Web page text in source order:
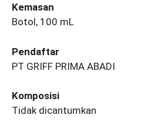
Kemasan
Botol, 100 mL
Pendaftar
PT GRIFF PRIMA ABADI
Komposisi
Tidak dicantumkan